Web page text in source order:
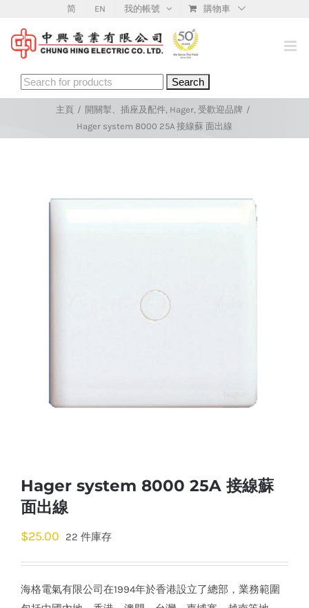
content
简 EN 我的帳號 購物車
Search
for:
主頁 / 開關掣、插座及配件, Hager, 受歡迎品牌 /
Hager system 8000 25A 接線蘇 面出線
Hager system 8000 25A 接線蘇
面出線
$25.00 22 件庫存
海格電氣有限公司在1994年於香港設立了總部，業務範圍